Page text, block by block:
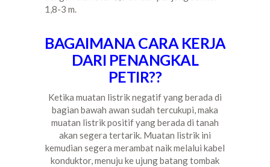
1,8-3 m.
BAGAIMANA CARA KERJA
DARI PENANGKAL
PETIR??
Ketika muatan listrik negatif yang berada di
bagian bawah awan sudah tercukupi, maka
muatan listrik positif yang berada di tanah
akan segera tertarik. Muatan listrik ini
kemudian segera merambat naik melalui kabel
konduktor, menuju ke ujung batang tombak